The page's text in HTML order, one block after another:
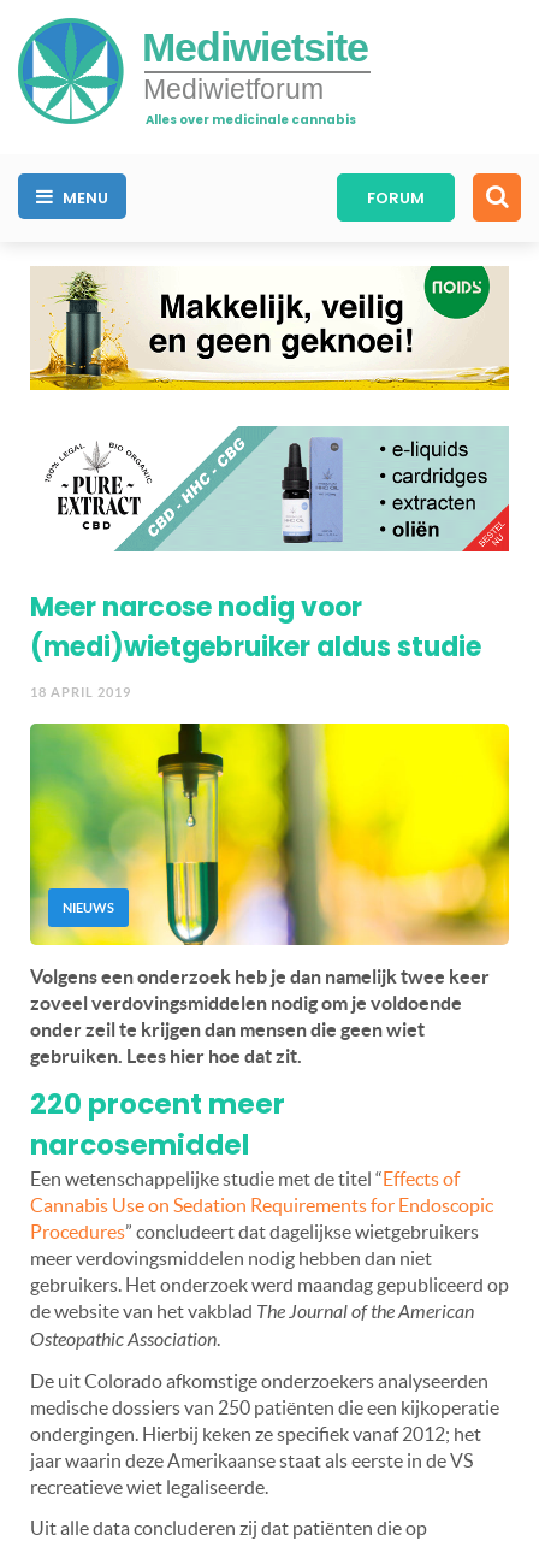
Mediwietsite
Mediwietforum
Alles over medicinale cannabis
MENU FORUM
Meer narcose nodig voor
(medi)wietgebruiker aldus studie
18 APRIL 2019
NIEUWS
Volgens een onderzoek heb je dan namelijk twee keer
zoveel verdovingsmiddelen nodig om je voldoende
onder zeil te krijgen dan mensen die geen wiet
gebruiken. Lees hier hoe dat zit.
220 procent meer
narcosemiddel
Een wetenschappelijke studie met de titel “Effects of
Cannabis Use on Sedation Requirements for Endoscopic
Procedures” concludeert dat dagelijkse wietgebruikers
meer verdovingsmiddelen nodig hebben dan niet
gebruikers. Het onderzoek werd maandag gepubliceerd op
de website van het vakblad The Journal of the American
Osteopathic Association.
De uit Colorado afkomstige onderzoekers analyseerden
medische dossiers van 250 patiënten die een kijkoperatie
ondergingen. Hierbij keken ze specifiek vanaf 2012; het
jaar waarin deze Amerikaanse staat als eerste in de VS
recreatieve wiet legaliseerde.
Uit alle data concluderen zij dat patiënten die op